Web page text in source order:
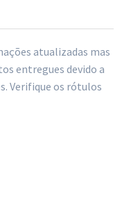
atualizadas mas
entregues devido a
Verifique os rótulos